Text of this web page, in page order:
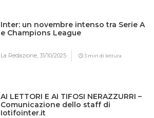
Inter: un novembre intenso tra Serie A
e Champions League
La Redazione,31/10/2025 3 min di lettura
AI LETTORI E AI TIFOSI NERAZZURRI –
Comunicazione dello staff di
Iotifointer.it